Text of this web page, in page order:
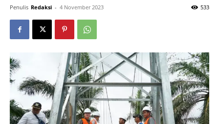
Penulis Redaksi - 4 November 2023 533